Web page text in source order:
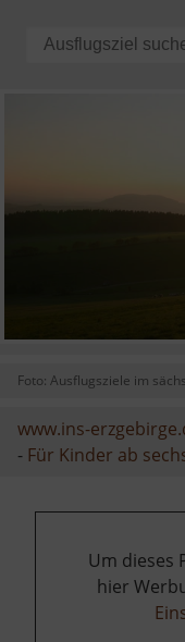
Foto: Ausflugsziele im
www.ins-
- Für Kinder ab
Um dieses
hier